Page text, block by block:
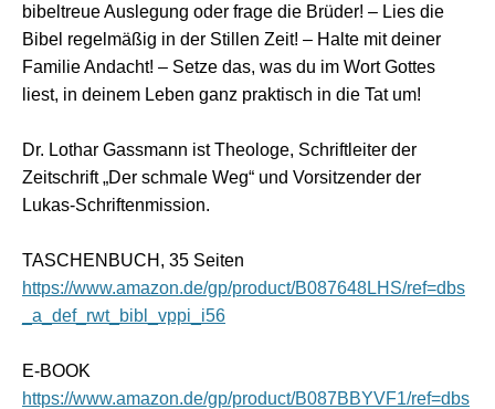
bibeltreue Auslegung oder frage die Brüder! – Lies die
Bibel regelmäßig in der Stillen Zeit! – Halte mit deiner
Familie Andacht! – Setze das, was du im Wort Gottes
liest, in deinem Leben ganz praktisch in die Tat um!
Dr. Lothar Gassmann ist Theologe, Schriftleiter der
Zeitschrift „Der schmale Weg“ und Vorsitzender der
Lukas-Schriftenmission.
TASCHENBUCH, 35 Seiten
https://www.amazon.de/gp/product/B087648LHS/ref=dbs
_a_def_rwt_bibl_vppi_i56
E-BOOK
https://www.amazon.de/gp/product/B087BBYVF1/ref=dbs